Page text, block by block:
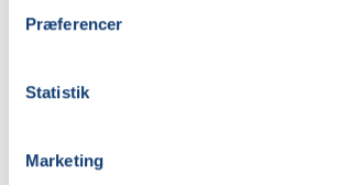
Præferencer
Statistik
Marketing
Antal mødegange
Adresse
Se på kort